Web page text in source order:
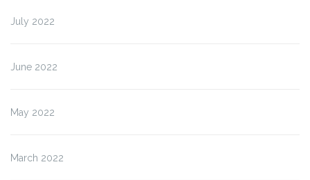
July 2022
June 2022
May 2022
March 2022